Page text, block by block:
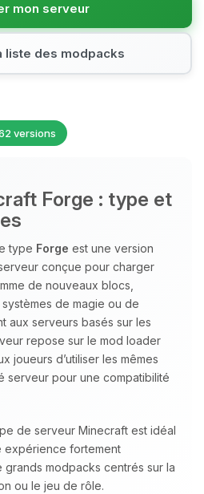
mon serveur
liste des modpacks
versions
Forge : type et
type Forge est une version
conçue pour charger
de nouveaux blocs,
de magie ou de
aux serveurs basés sur les
repose sur le mod loader
joueurs d’utiliser les mêmes
serveur pour une compatibilité
de serveur Minecraft est idéal
expérience fortement
modpacks centrés sur la
ou le jeu de rôle.
pour me
Choupy, ton petit
Dis-moi ce dont
et je vais remuer mes
pour t’aider.